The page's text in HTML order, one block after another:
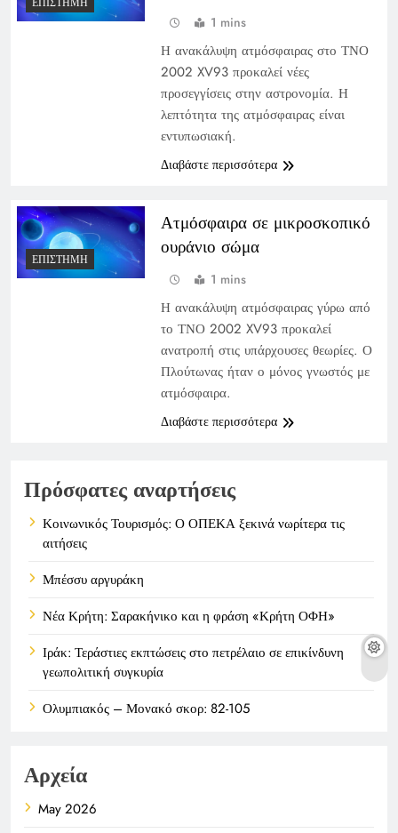
1 mins
Η ανακάλυψη ατμόσφαιρας στο ΤΝΟ
2002 XV93 προκαλεί νέες
προσεγγίσεις στην αστρονομία. Η
λεπτότητα της ατμόσφαιρας είναι
εντυπωσιακή.
Διαβάστε περισσότερα
ΕΠΙΣΤΉΜΗ
Ατμόσφαιρα σε μικροσκοπικό
ουράνιο σώμα
1 mins
Η ανακάλυψη ατμόσφαιρας γύρω από
το ΤΝΟ 2002 XV93 προκαλεί
ανατροπή στις υπάρχουσες θεωρίες. Ο
Πλούτωνας ήταν ο μόνος γνωστός με
ατμόσφαιρα.
Διαβάστε περισσότερα
Πρόσφατες αναρτήσεις
Κοινωνικός Τουρισμός: Ο ΟΠΕΚΑ ξεκινά νωρίτερα τις
αιτήσεις
Μπέσσυ αργυράκη
Νέα Κρήτη: Σαρακήνικο και η φράση «Κρήτη ΟΦΗ»
Ιράκ: Τεράστιες εκπτώσεις στο πετρέλαιο σε επικίνδυνη
γεωπολιτική συγκυρία
Ολυμπιακός – Μονακό σκορ: 82-105
Αρχεία
May 2026